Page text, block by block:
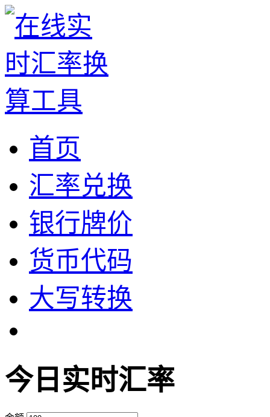
首页
汇率兑换
银行牌价
货币代码
大写转换
今日实时汇率